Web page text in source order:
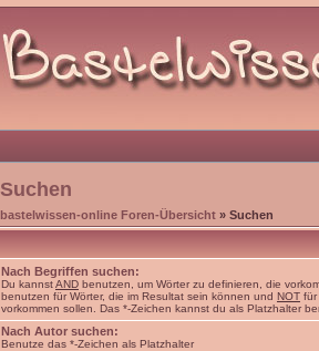
Suchen
bastelwissen-online Foren-Übersicht » Suchen
Nach Begriffen suchen:
Du kannstAND benutzen, um Wörter zu definieren, die
benutzen für Wörter, die im Resultat sein können und NOT für
vorkommen sollen. Das *-Zeichen kannst du als Platzhalter
Nach Autor suchen:
Benutze das *-Zeichen als Platzhalter